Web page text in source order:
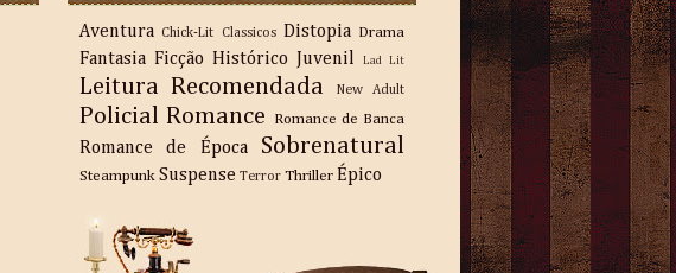
Aventura Chick-Lit Classicos Distopia Drama
Fantasia Ficção Histórico Juvenil Lad Lit
Leitura Recomendada New Adult
Policial Romance Romance de Banca
Romance de Época Sobrenatural
Steampunk Suspense Terror Thriller Épico